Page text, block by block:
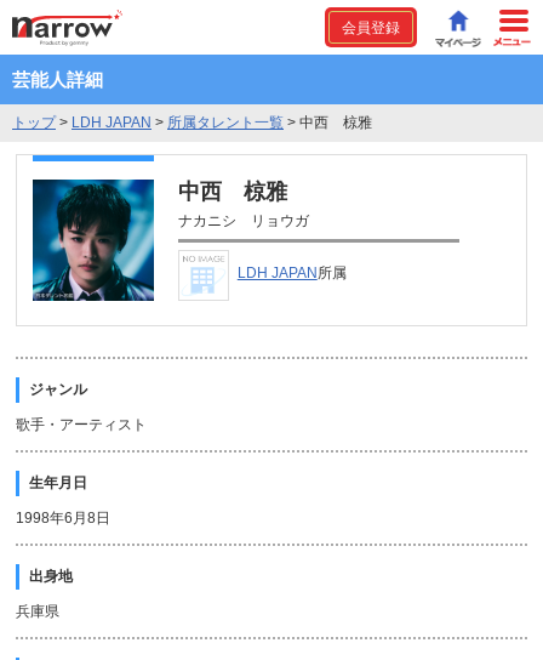
会員登録
芸能人詳細
トップ> LDH JAPAN > 所属タレント一覧 > 中西 椋雅
中西 椋雅
ナカニシ リョウガ
LDH JAPAN 所属
ジャンル
歌手・アーティスト
生年月日
1998年6月8日
出身地
兵庫県